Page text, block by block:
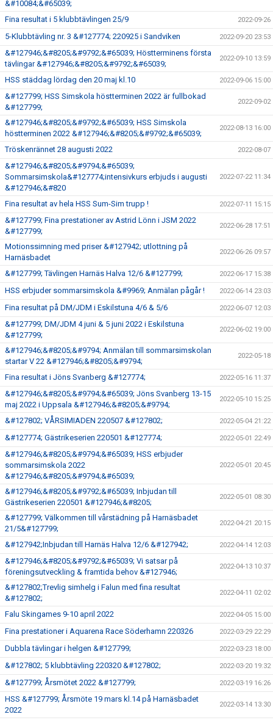
&#10084;&#65039;
Fina resultat i 5 klubbtävlingen 25/9 2022-09-26
5-Klubbtävling nr. 3 &#127774; 220925 i Sandviken 2022-09-20 23:53
&#127946;&#8205;&#9792;&#65039; Höstterminens första
tävlingar &#127946;&#8205;&#9792;&#65039;
2022-09-10 13:59
HSS städdag lördag den 20 maj kl.10 2022-09-06 15:00
&#127799; HSS Simskola höstterminen 2022 är fullbokad
&#127799;
2022-09-02
&#127946;&#8205;&#9792;&#65039; HSS Simskola
höstterminen 2022 &#127946;&#8205;&#9792;&#65039;
2022-08-13 16:00
Tröskenrännet 28 augusti 2022 2022-08-07
&#127946;&#8205;&#9794;&#65039;
Sommarsimskola&#127774;intensivkurs erbjuds i augusti
&#127946;&#820
2022-07-22 11:34
Fina resultat av hela HSS Sum-Sim trupp ! 2022-07-11 15:15
&#127799; Fina prestationer av Astrid Lönn i JSM 2022
&#127799;
2022-06-28 17:51
Motionssimning med priser &#127942; utlottning på
Harnäsbadet
2022-06-26 09:57
&#127799; Tävlingen Harnäs Halva 12/6 &#127799; 2022-06-17 15:38
HSS erbjuder sommarsimskola &#9969; Anmälan pågår ! 2022-06-14 23:03
Fina resultat på DM/JDM i Eskilstuna 4/6 & 5/6 2022-06-07 12:03
&#127799; DM/JDM 4 juni & 5 juni 2022 i Eskilstuna
&#127799;
2022-06-02 19:00
&#127946;&#8205;&#9794; Anmälan till sommarsimskolan
startar V 22 &#127946;&#8205;&#9794;
2022-05-18
Fina resultat i Jöns Svanberg &#127774; 2022-05-16 11:37
&#127946;&#8205;&#9794;&#65039; Jöns Svanberg 13-15
maj 2022 i Uppsala &#127946;&#8205;&#9794;
2022-05-10 15:25
&#127802; VÅRSIMIADEN 220507 &#127802; 2022-05-04 21:22
&#127774; Gästrikeserien 220501 &#127774; 2022-05-01 22:49
&#127946;&#8205;&#9794;&#65039; HSS erbjuder
sommarsimskola 2022
&#127946;&#8205;&#9794;&#65039;
2022-05-01 20:45
&#127946;&#8205;&#9792;&#65039; Inbjudan till
Gästrikeserien 220501 &#127946;&#8205;
2022-05-01 08:30
&#127799; Välkommen till vårstädning på Harnäsbadet
21/5&#127799;
2022-04-21 20:15
&#127942;Inbjudan till Harnäs Halva 12/6 &#127942; 2022-04-14 12:03
&#127946;&#8205;&#9792;&#65039; Vi satsar på
föreningsutveckling & framtida behov &#127946;
2022-04-13 10:37
&#127802;Trevlig simhelg i Falun med fina resultat
&#127802;
2022-04-11 02:02
Falu Skingames 9-10 april 2022 2022-04-05 15:00
Fina prestationer i Aquarena Race Söderhamn 220326 2022-03-29 22:29
Dubbla tävlingar i helgen &#127799; 2022-03-23 18:00
&#127802; 5 klubbtävling 220320 &#127802; 2022-03-20 19:32
&#127799; Årsmötet 2022 &#127799; 2022-03-19 16:26
HSS &#127799; Årsmöte 19 mars kl.14 på Harnäsbadet
2022
2022-03-14 13:30